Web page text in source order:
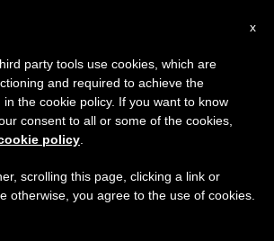
x
party tools use cookies, which are
and required to achieve the
the cookie policy. If you want to know
consent to all or some of the cookies,
policy
scrolling this page, clicking a link or
otherwise, you agree to the use of cookies.